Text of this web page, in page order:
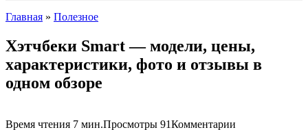
Главная » Полезное
Хэтчбеки Smart — модели, цены,
характеристики, фото и отзывы в
одном обзоре
Время чтения 7 мин.Просмотры 91Комментарии